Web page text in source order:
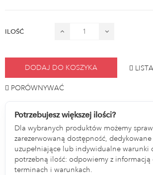
ILOŚĆ
DODAJ DO KOSZYKA
PORÓWNYWAĆ
Potrzebujesz większej ilości?
Dla wybranych produktów możemy
zarezerwowaną dostępność,
uzupełniające lub indywidualne warunki
potrzebną ilość: odpowiemy z informacją
terminach i warunkach.